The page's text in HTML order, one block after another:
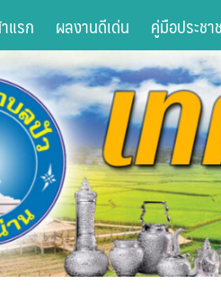
แรก ผลงานดีเด่น คู่มือประชา